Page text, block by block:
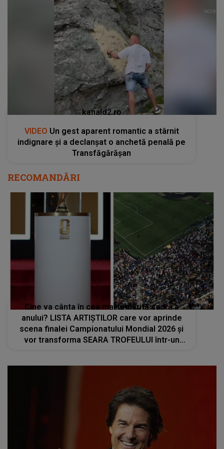
kanald2.ro
VIDEO Un gest aparent romantic a stârnit
indignare și a declanșat o anchetă penală pe
Transfăgărășan
RECOMANDĂRI
Cine va cânta în cea mai urmărită seară a
anului? LISTA ARTIȘTILOR care vor aprinde
scena finalei Campionatului Mondial 2026 și
vor transforma SEARA TROFEULUI într-un